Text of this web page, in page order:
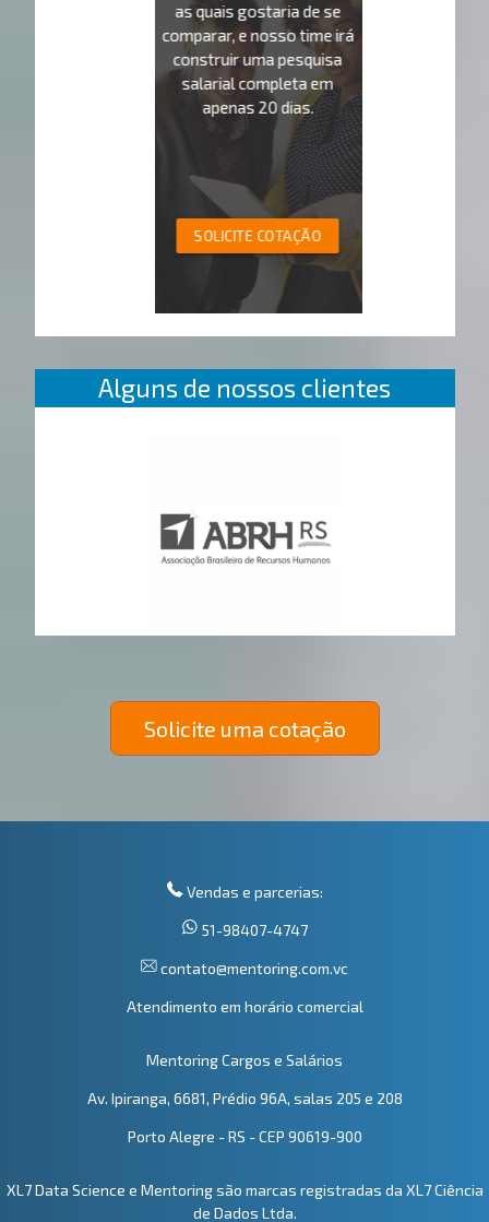
as quais gostaria de se
comparar, e nosso time irá
construir uma pesquisa
salarial completa em
apenas 20 dias.
SOLICITE COTAÇÃO
Alguns de nossos clientes
Solicite uma cotação
Vendas e parcerias:
51-98407-4747
contato@mentoring.com.vc
Atendimento em horário comercial
Mentoring Cargos e Salários
Av. Ipiranga, 6681, Prédio 96A, salas 205 e 208
Porto Alegre - RS - CEP 90619-900
XL7 Data Science e Mentoring são marcas registradas da XL7 Ciência
de Dados Ltda.